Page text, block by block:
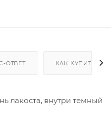
ОТВЕТ КАК КУПИТЬ
лакоста, внутри темный